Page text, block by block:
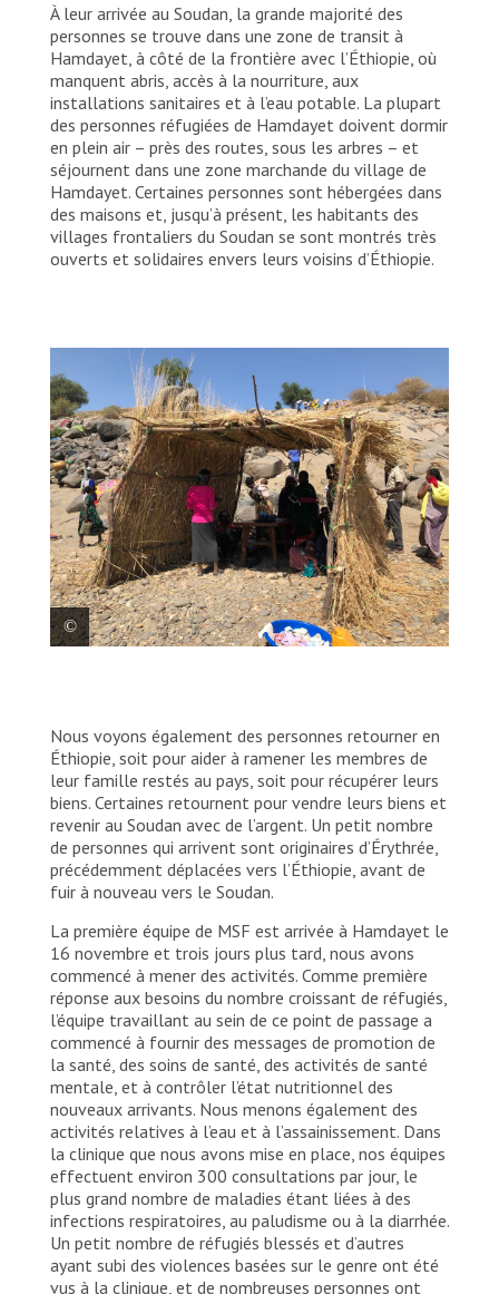
À leur arrivée au Soudan, la grande majorité des
personnes se trouve dans une zone de transit à
Hamdayet, à côté de la frontière avec l’Éthiopie, où
manquent abris, accès à la nourriture, aux
installations sanitaires et à l’eau potable. La plupart
des personnes réfugiées de Hamdayet doivent dormir
en plein air – près des routes, sous les arbres – et
séjournent dans une zone marchande du village de
Hamdayet. Certaines personnes sont hébergées dans
des maisons et, jusqu’à présent, les habitants des
villages frontaliers du Soudan se sont montrés très
ouverts et solidaires envers leurs voisins d’Éthiopie.
passage de Hamdayet. Les agents de santé
vérifient l’état nutritionnel des enfants
réfugiés et orientent ceux qui souffrent de
malnutrition aiguë ou modérée vers un
établissement de santé à proximité.
Jason Rizzo/MSF
Nous voyons également des personnes retourner en
Éthiopie, soit pour aider à ramener les membres de
leur famille restés au pays, soit pour récupérer leurs
biens. Certaines retournent pour vendre leurs biens et
revenir au Soudan avec de l’argent. Un petit nombre
de personnes qui arrivent sont originaires d’Érythrée,
précédemment déplacées vers l’Éthiopie, avant de
fuir à nouveau vers le Soudan.
La première équipe de MSF est arrivée à Hamdayet le
16 novembre et trois jours plus tard, nous avons
commencé à mener des activités. Comme première
réponse aux besoins du nombre croissant de réfugiés,
l’équipe travaillant au sein de ce point de passage a
commencé à fournir des messages de promotion de
la santé, des soins de santé, des activités de santé
mentale, et à contrôler l’état nutritionnel des
nouveaux arrivants. Nous menons également des
activités relatives à l’eau et à l’assainissement. Dans
la clinique que nous avons mise en place, nos équipes
effectuent environ 300 consultations par jour, le
plus grand nombre de maladies étant liées à des
infections respiratoires, au paludisme ou à la diarrhée.
Un petit nombre de réfugiés blessés et d’autres
ayant subi des violences basées sur le genre ont été
vus à la clinique, et de nombreuses personnes ont